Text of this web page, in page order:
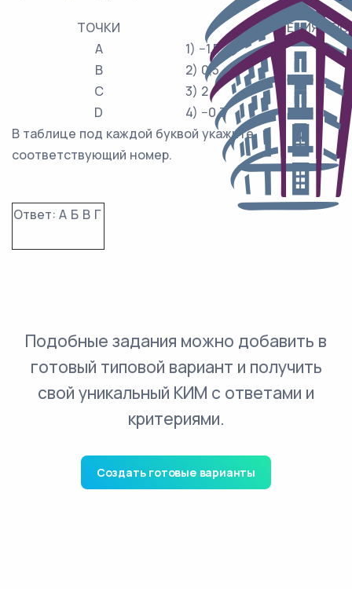
ТОЧКИ
ЗНАЧЕНИЯ
A
B
C
D
1) −1,5
2) 0,5
3) 2
4) −0,3
В таблице под каждой буквой укажите
соответствующий номер.
Ответ: А Б В Г
Подобные задания можно добавить в
готовый типовой вариант и получить
свой уникальный КИМ с ответами и
критериями.
Создать готовые варианты